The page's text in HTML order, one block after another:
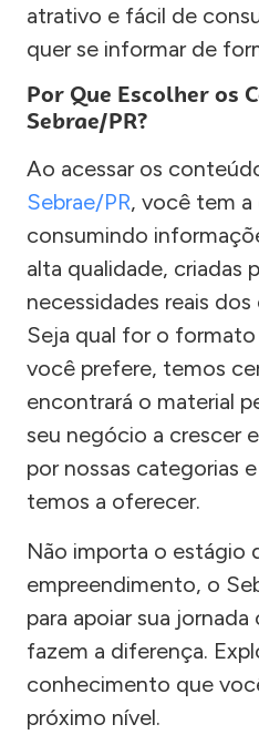
atrativo e fácil de
quer se informar de
Por Que Escolher os
Sebrae/PR?
Ao acessar os
Sebrae/PR, você tem a
consumindo
alta qualidade, criadas
necessidades reais
Seja qual for o
você prefere, temos
encontrará o material
seu negócio a crescer
por nossas categorias
temos a oferecer.
Não importa o estágio
empreendimento, o
para apoiar sua
fazem a diferença.
conhecimento que
próximo nível.